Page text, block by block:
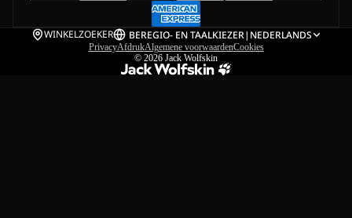
WINKELZOEKER BEREGIO- EN TAALKIEZER| NEDERLANDS
PrivacyAfdrukAlgemene voorwaardenCookies
© 2026 Jack Wolfskin